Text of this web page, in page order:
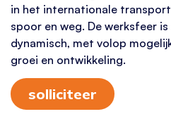
in het internationale
spoor en weg. De werksfeer
dynamisch, met volop
groei en ontwikkeling.
solliciteer